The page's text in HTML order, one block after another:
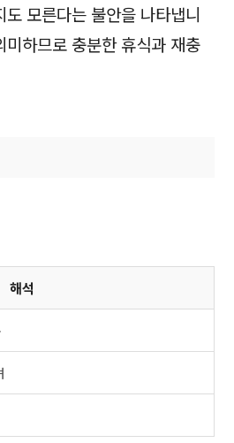
모른다는 불안을 나타냅니
하므로 충분한 휴식과 재충
해석